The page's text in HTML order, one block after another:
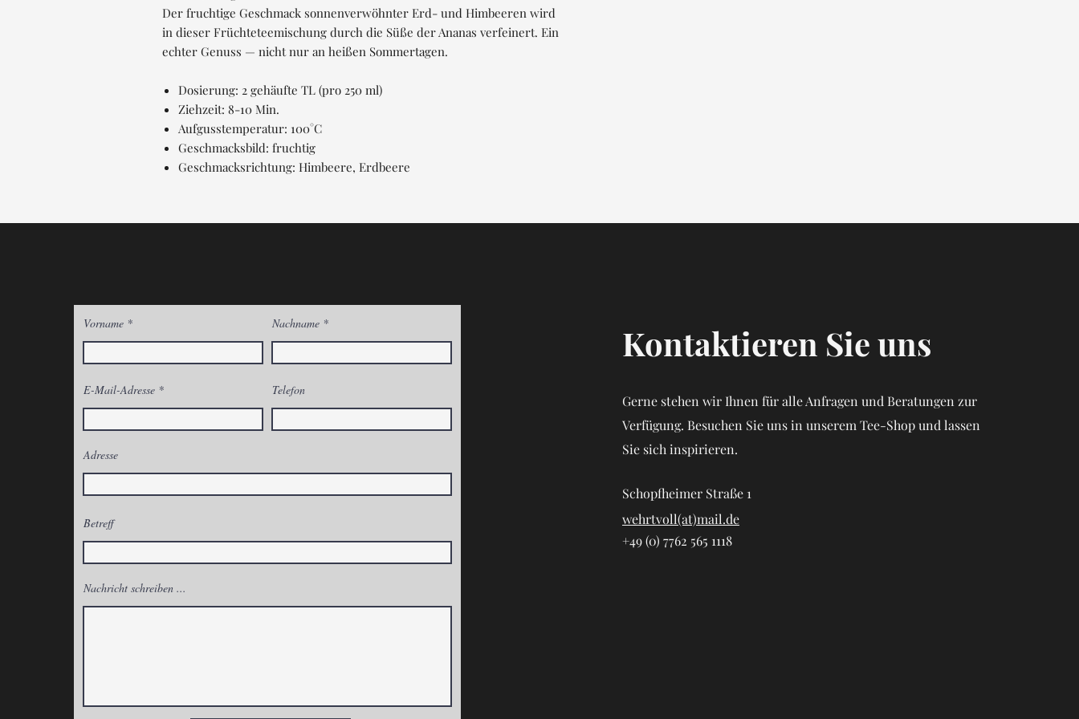
Der fruchtige Geschmack sonnenverwöhnter Erd- und Himbeeren wird
in dieser Früchteteemischung durch die Süße der Ananas verfeinert. Ein
echter Genuss — nicht nur an heißen Sommertagen.
Dosierung: 2 gehäufte TL (pro 250 ml)
Ziehzeit: 8-10 Min.
Aufgusstemperatur: 100°C
Geschmacksbild: fruchtig
Geschmacksrichtung: Himbeere, Erdbeere
Vorname Nachname
E-Mail-Adresse Telefon
Adresse
Betreff
Nachricht schreiben ...
Kontaktieren Sie uns
Gerne stehen wir Ihnen für alle Anfragen und Beratungen zur
Verfügung. Besuchen Sie uns in unserem Tee-Shop und lassen
Sie sich inspirieren.
Schopfheimer Straße 1
wehrtvoll(at)mail.de
+49 (0) 7762 565 1118